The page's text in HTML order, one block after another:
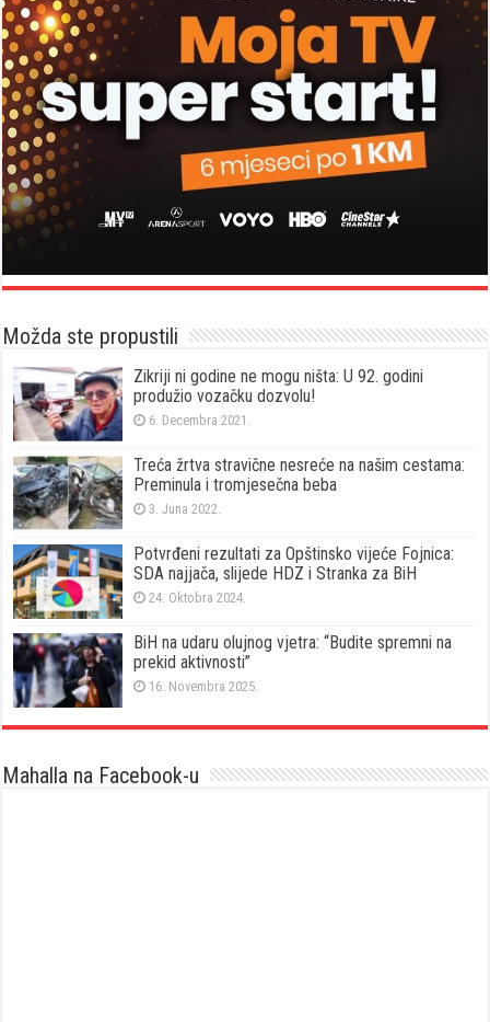
Možda ste propustili
Zikriji ni godine ne mogu ništa: U 92. godini
produžio vozačku dozvolu!
6. Decembra 2021.
Treća žrtva stravične nesreće na našim cestama:
Preminula i tromjesečna beba
3. Juna 2022.
Potvrđeni rezultati za Opštinsko vijeće Fojnica:
SDA najjača, slijede HDZ i Stranka za BiH
24. Oktobra 2024.
BiH na udaru olujnog vjetra: “Budite spremni na
prekid aktivnosti”
16. Novembra 2025.
Mahalla na Facebook-u